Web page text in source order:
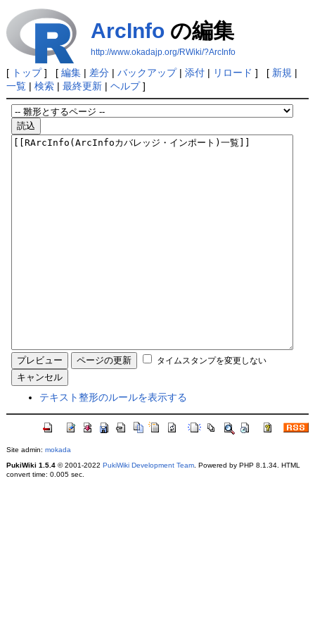
ArcInfoの編集
http://www.okadajp.org/RWiki/?ArcInfo
[ トップ] [ 編集| 差分| バックアップ| 添付| リロード ] [ 新規 |
一覧| 検索| 最終更新| ヘルプ]
タイムスタンプを変更しない
テキスト整形のルールを表示する
Site admin: mokada
PukiWiki 1.5.4© 2001-2022 PukiWiki Development Team. Powered by PHP 8.1.34. HTML
convert time: 0.005 sec.